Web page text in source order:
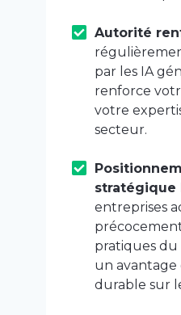
Autorité
par les IA
renforce
votre
secteur.
stratégique
entreprises
pratiques
un avantage
durable sur